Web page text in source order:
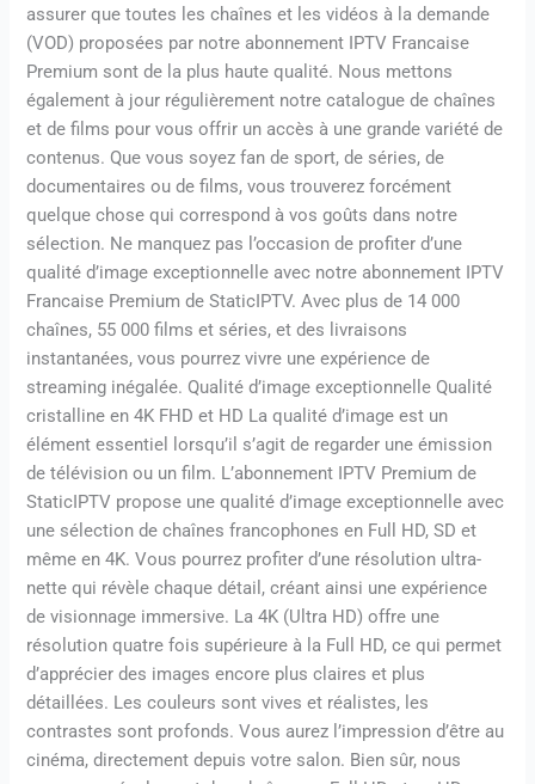
assurer que toutes les chaînes et les vidéos à la demande
(VOD) proposées par notre abonnement IPTV Francaise
Premium sont de la plus haute qualité. Nous mettons
également à jour régulièrement notre catalogue de chaînes
et de films pour vous offrir un accès à une grande variété de
contenus. Que vous soyez fan de sport, de séries, de
documentaires ou de films, vous trouverez forcément
quelque chose qui correspond à vos goûts dans notre
sélection. Ne manquez pas l’occasion de profiter d’une
qualité d’image exceptionnelle avec notre abonnement IPTV
Francaise Premium de StaticIPTV. Avec plus de 14 000
chaînes, 55 000 films et séries, et des livraisons
instantanées, vous pourrez vivre une expérience de
streaming inégalée. Qualité d’image exceptionnelle Qualité
cristalline en 4K FHD et HD La qualité d’image est un
élément essentiel lorsqu’il s’agit de regarder une émission
de télévision ou un film. L’abonnement IPTV Premium de
StaticIPTV propose une qualité d’image exceptionnelle avec
une sélection de chaînes francophones en Full HD, SD et
même en 4K. Vous pourrez profiter d’une résolution ultra-
nette qui révèle chaque détail, créant ainsi une expérience
de visionnage immersive. La 4K (Ultra HD) offre une
résolution quatre fois supérieure à la Full HD, ce qui permet
d’apprécier des images encore plus claires et plus
détaillées. Les couleurs sont vives et réalistes, les
contrastes sont profonds. Vous aurez l’impression d’être au
cinéma, directement depuis votre salon. Bien sûr, nous